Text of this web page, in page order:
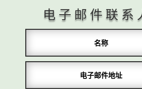
电子邮件联系